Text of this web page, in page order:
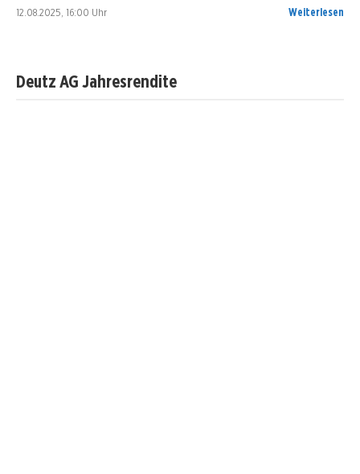
12.08.2025, 16:00 Uhr Weiterlesen
Deutz AG Jahresrendite